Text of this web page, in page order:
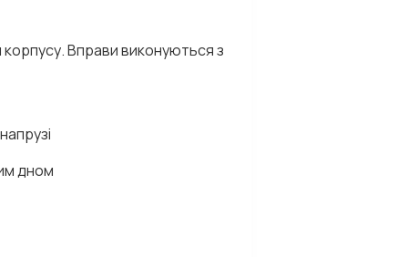
корпусу. Вправи виконуються з
дном